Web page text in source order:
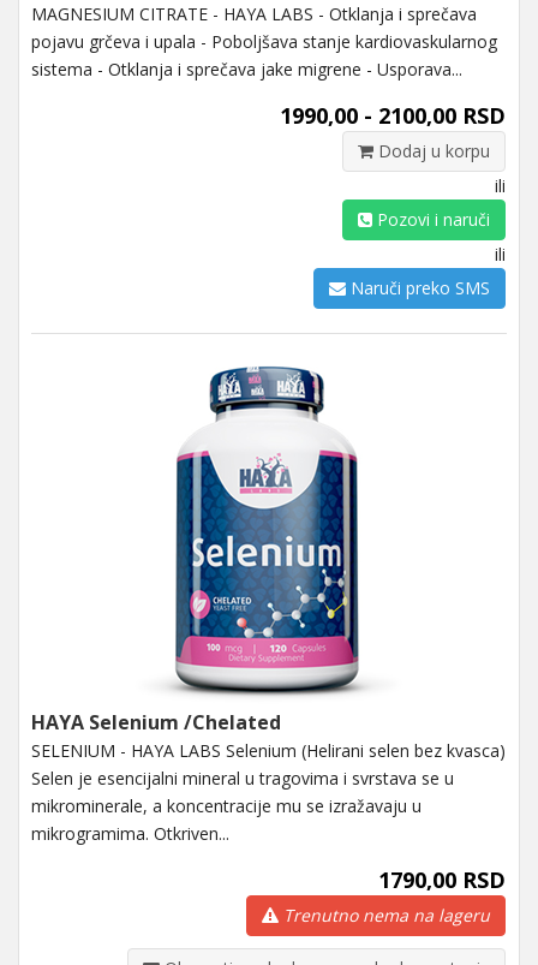
MAGNESIUM CITRATE - HAYA LABS - Otklanja i sprečava
pojavu grčeva i upala - Poboljšava stanje kardiovaskularnog
sistema - Otklanja i sprečava jake migrene - Usporava...
1990,00 - 2100,00 RSD
Dodaj u korpu
ili
Pozovi i naruči
ili
Naruči preko SMS
HAYA Selenium /Chelated
SELENIUM - HAYA LABS Selenium (Helirani selen bez kvasca)
Selen je esencijalni mineral u tragovima i svrstava se u
mikrominerale, a koncentracije mu se izražavaju u
mikrogramima. Otkriven...
1790,00 RSD
Trenutno nema na lageru